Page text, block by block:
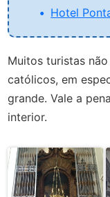
Hotel
Muitos turistas
católicos, em
grande.Vale a
interior.